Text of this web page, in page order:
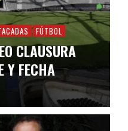
FÚTBOL
CLAUSURA
Y FECHA